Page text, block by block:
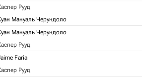
Рууд
Мануэль Черундоло
Мануэль Черундоло
Рууд
Faria
Рууд